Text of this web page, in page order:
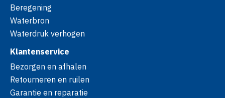
Beregening
Waterbron
Waterdruk verhogen
Klantenservice
Bezorgen en afhalen
Retourneren en ruilen
Garantie en reparatie